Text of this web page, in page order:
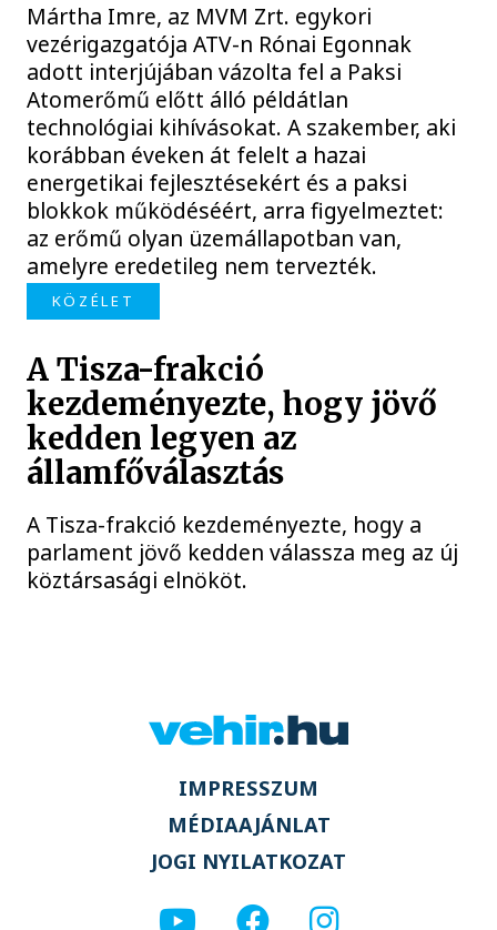
Mártha Imre, az MVM Zrt. egykori
vezérigazgatója ATV-n Rónai Egonnak
adott interjújában vázolta fel a Paksi
Atomerőmű előtt álló példátlan
technológiai kihívásokat. A szakember, aki
korábban éveken át felelt a hazai
energetikai fejlesztésekért és a paksi
blokkok működéséért, arra figyelmeztet:
az erőmű olyan üzemállapotban van,
amelyre eredetileg nem tervezték.
KÖZÉLET
A Tisza-frakció
kezdeményezte, hogy jövő
kedden legyen az
államfőválasztás
A Tisza-frakció kezdeményezte, hogy a
parlament jövő kedden válassza meg az új
köztársasági elnököt.
IMPRESSZUM
MÉDIAAJÁNLAT
JOGI NYILATKOZAT